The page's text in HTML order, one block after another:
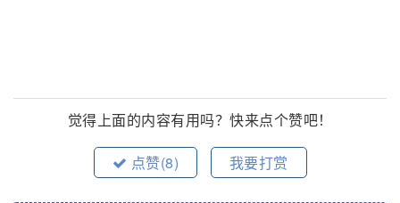
觉得上面的内容有用吗？快来点个赞吧！
点赞(8) 我要打赏